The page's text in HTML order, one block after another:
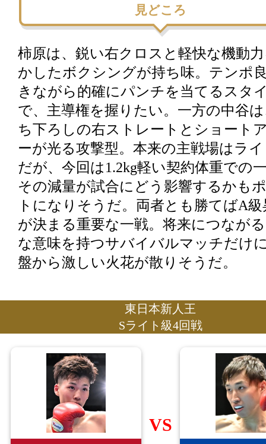
見どころ
柿原は、鋭い右クロスと軽快な機動
かしたボクシングが持ち味。テンポ
きながら的確にパンチを当てるスタ
で、主導権を握りたい。一方の中谷
ち下ろしの右ストレートとショート
ーが光る攻撃型。本来の主戦場はラ
だが、今回は1.2kg軽い契約体重での
その減量が試合にどう影響するかも
トになりそうだ。両者とも勝てばA級
が決まる重要な一戦。将来につなが
な意味を持つサバイバルマッチだけ
盤から激しい火花が散りそうだ。
東日本新人王
Sライト級4回戦
VS